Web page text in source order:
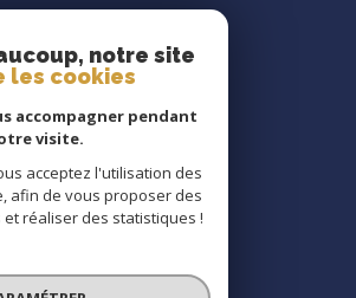
réservés
notre site
les cookies
accompagner pendant
visite.
acceptez l'utilisation des
afin de vous proposer des
réaliser des statistiques !